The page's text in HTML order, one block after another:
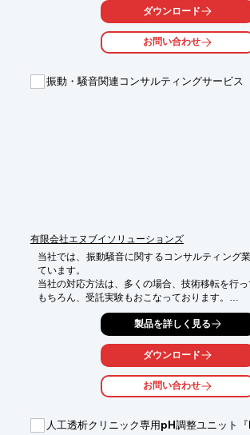
ダウンロード
お問い合わせ
振動・騒音関連コンサルティングサービス
有限会社エヌブイソリューションズ
当社では、振動騒音に関するコンサルティング
ています。
当社の対応方法は、多くの場合、技術移転を行っ
もちろん、受託実験もおこなっております。
「実験方法やデータの精度について自信が持てな
「対策の手順・アプローチ方法がわからない」、
「計測する方法が見つからない」、
「どのような基準で計測器やソフトウェアを選
などのお悩みがある場合、ぜひお気軽にお問い合
■実験モード解析
製品を詳しく見る
ダウンロード
お問い合わせ
人工透析クリニック専用pH調整ユニット『